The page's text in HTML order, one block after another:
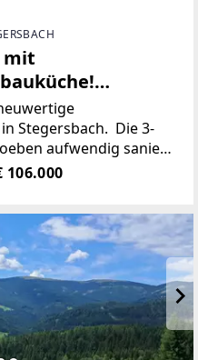
mit
Stegersbach. Die 3-
aufwendig saniert.
gänzlich
106.000